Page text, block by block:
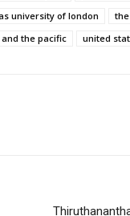
university of london
the pacific
united